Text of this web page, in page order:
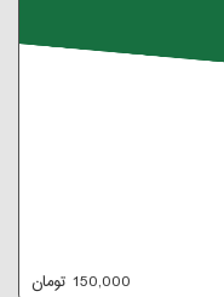
150,000 تومان